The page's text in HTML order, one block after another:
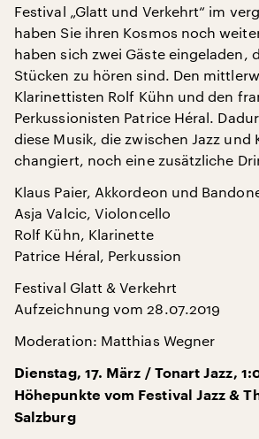
Festival „Glatt und Verkehrt“ im
haben Sie ihren Kosmos noch
haben sich zwei Gäste eingeladen,
Stücken zu hören sind. Den
Klarinettisten Rolf Kühn und den
Perkussionisten Patrice Héral.
diese Musik, die zwischen Jazz und
changiert, noch eine zusätzliche
Klaus Paier, Akkordeon und
Asja Valcic, Violoncello
Rolf Kühn, Klarinette
Patrice Héral, Perkussion
Festival Glatt & Verkehrt
Aufzeichnung vom 28.07.2019
Moderation: Matthias Wegner
Dienstag, 17. März / Tonart Jazz,
Höhepunkte vom Festival Jazz &
Salzburg